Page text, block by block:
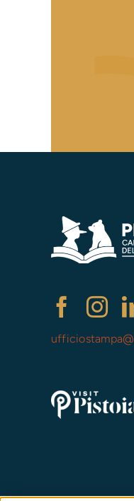
ufficiostampa@